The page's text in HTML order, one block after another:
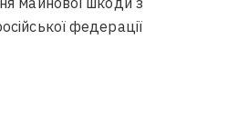
федерації